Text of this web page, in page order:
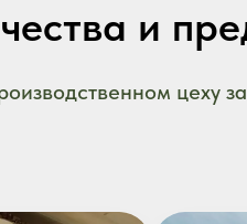
и
цеху за